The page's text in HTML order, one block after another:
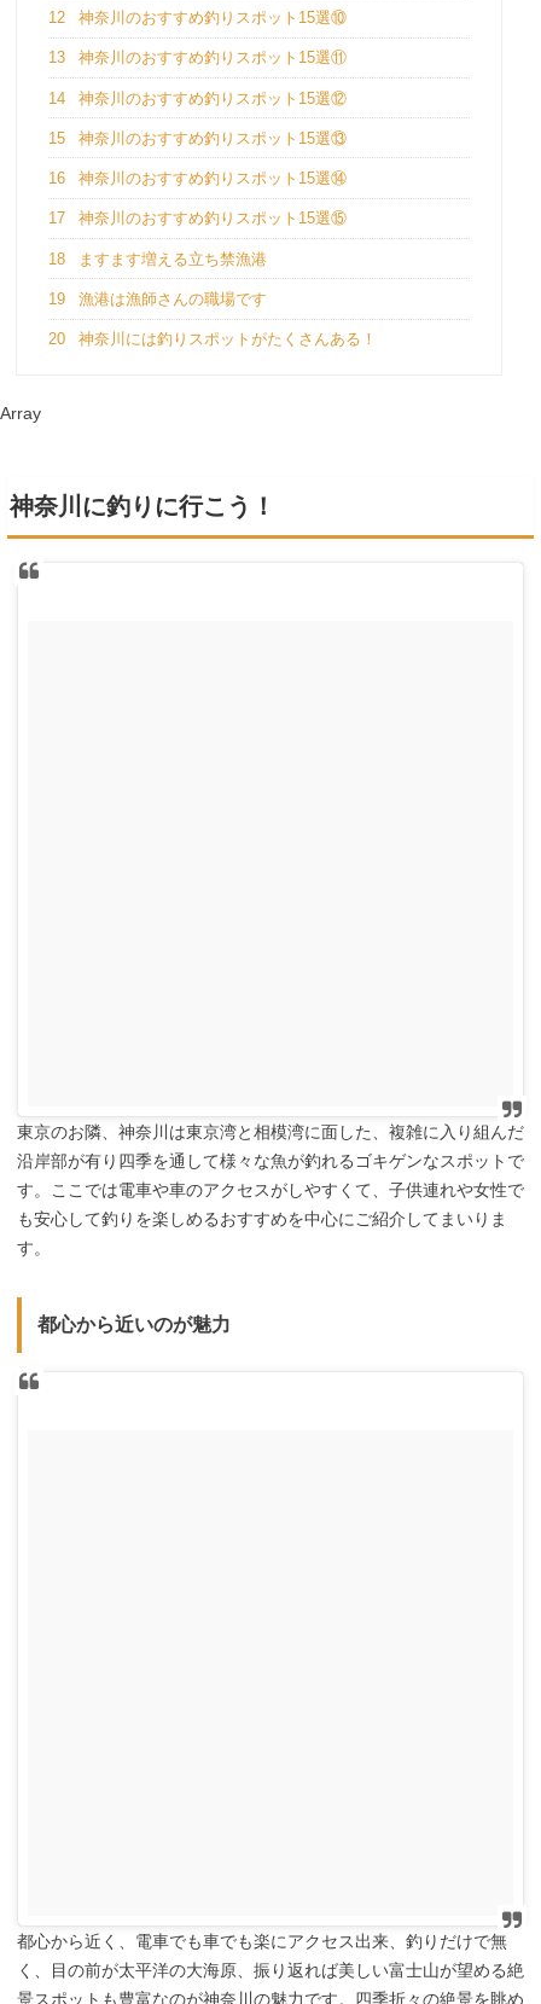
12 神奈川のおすすめ釣りスポット15選⑩
13 神奈川のおすすめ釣りスポット15選⑪
14 神奈川のおすすめ釣りスポット15選⑫
15 神奈川のおすすめ釣りスポット15選⑬
16 神奈川のおすすめ釣りスポット15選⑭
17 神奈川のおすすめ釣りスポット15選⑮
18 ますます増える立ち禁漁港
19 漁港は漁師さんの職場です
20 神奈川には釣りスポットがたくさんある！
Array
神奈川に釣りに行こう！
東京のお隣、神奈川は東京湾と相模湾に面した、複雑に入り組んだ
沿岸部が有り四季を通して様々な魚が釣れるゴキゲンなスポットで
す。ここでは電車や車のアクセスがしやすくて、子供連れや女性で
も安心して釣りを楽しめるおすすめを中心にご紹介してまいりま
す。
都心から近いのが魅力
都心から近く、電車でも車でも楽にアクセス出来、釣りだけで無
く、目の前が太平洋の大海原、振り返れば美しい富士山が望める絶
景スポットも豊富なのが神奈川の魅力です。四季折々の絶景を眺め